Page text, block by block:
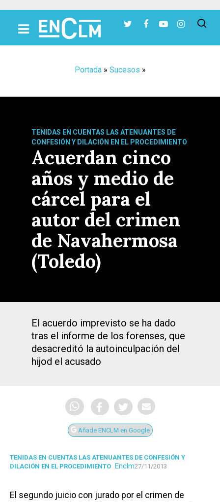
Portada» Sucesos »
TENIDAS EN CUENTAS LAS ATENUANTES DE
CONFESIÓN Y DILACIÓN EN EL PROCEDIMIENTO
Acuerdan cinco
años y medio de
cárcel para el
autor del crimen
de Navahermosa
(Toledo)
El acuerdo imprevisto se ha dado
tras el informe de los forenses, que
desacreditó la autoinculpación del
hijod el acusado
Añade ENCLM en Google
TENIDAS EN CUENTAS LAS ATENUANTES DE CONFESIÓN Y
DILACIÓN EN EL PROCEDIMIENTO Enclm27/11/2013
El segundo juicio con jurado por el crimen de